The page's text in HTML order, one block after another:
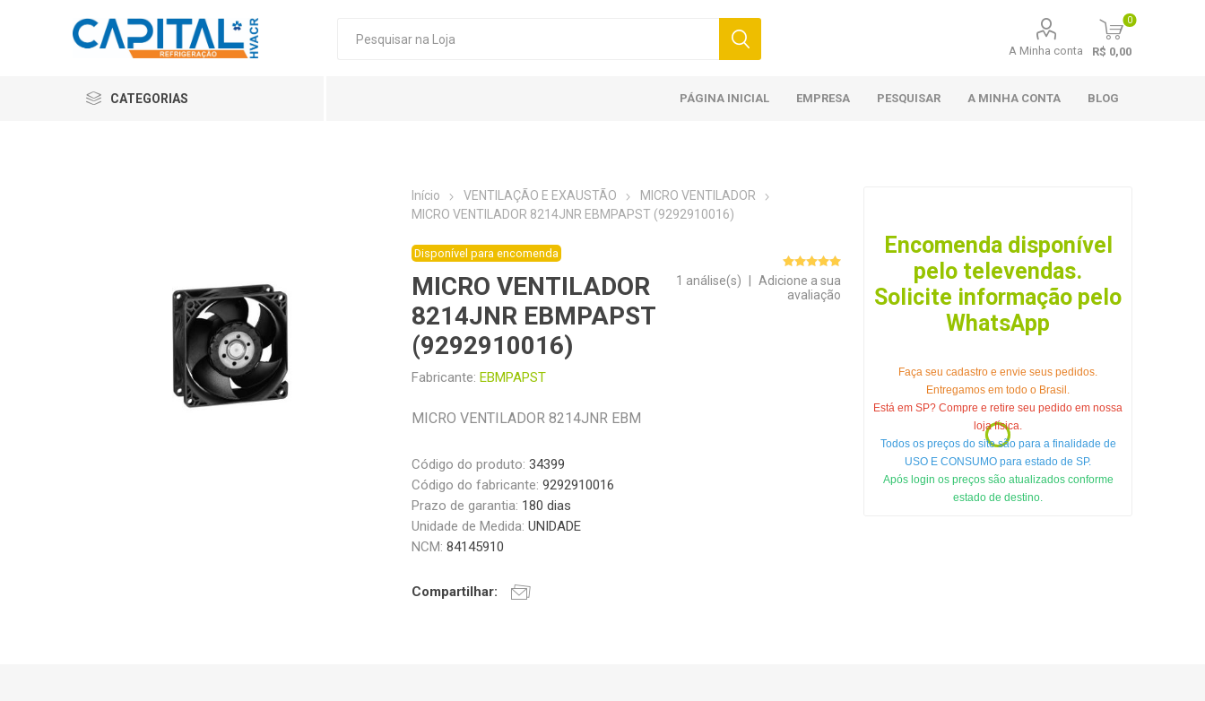
A Minha conta
0
R$ 0,00
CATEGORIAS PÁGINA INICIAL EMPRESA PESQUISAR A MINHA CONTA BLOG
Início VENTILAÇÃO E EXAUSTÃO
MICRO VENTILADOR
MICRO VENTILADOR 8214JNR EBMPAPST (9292910016)
Disponível para encomenda
MICRO VENTILADOR
8214JNR EBMPAPST
(9292910016)
Fabricante: EBMPAPST
1 análise(s)
Adicione a sua
avaliação
MICRO VENTILADOR 8214JNR EBM
Código do produto: 34399
Código do fabricante: 9292910016
Prazo de garantia: 180 dias
Unidade de Medida:UNIDADE
NCM:84145910
Compartilhar:
Encomenda disponível
pelo televendas.
Solicite informação pelo
WhatsApp
Faça seu cadastro e envie seus pedidos.
Entregamos em todo o Brasil.
Está em SP? Compre e retire seu pedido em nossa
loja física.
Todos os preços do site são para a finalidade de
USO E CONSUMO para estado de SP.
Após login os preços são atualizados conforme
estado de destino.